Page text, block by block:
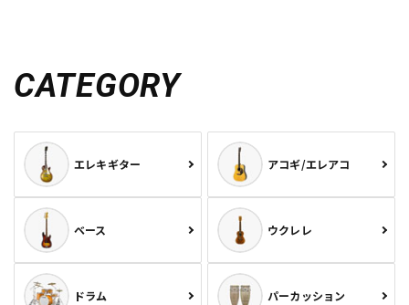
CATEGORY
エレキギター アコギ/エレアコ
ベース ウクレレ
ドラム パーカッション